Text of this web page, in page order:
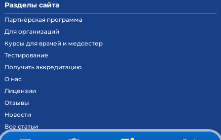
Разделы сайта
Партнёрская программа
Для организаций
Курсы для врачей и медсестер
Тестирование
Получить аккредитацию
О нас
Лицензии
Отзывы
Новости
Все статьи
Контакты